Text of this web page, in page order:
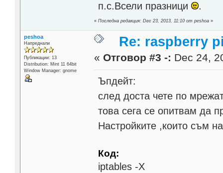
п.с.Всели празници .
«Последна редакция: Dec 23, 2013, 11:10 от peshoa »
peshoa
Напреднали
Публикации: 13
Distribution: Мint 11 64bit
Window Manager: gnome
Re: raspberry
« Отговор #3 -: Dec 24,
Ъпдейт:
след доста чете по
това сега се опитвам да
Настройките ,които съм
Код:
iptables -X